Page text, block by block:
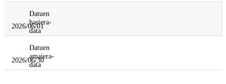
Datuen
hasiera-
data
2026/06/01
Datuen
amaiera-
data
2026/06/30